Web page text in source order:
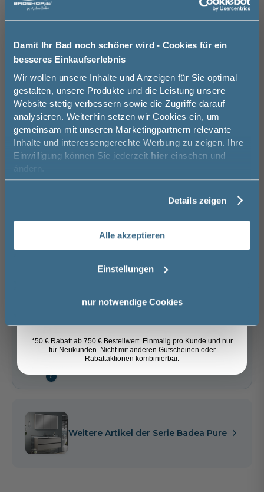
Damit Ihr Bad noch schöner wird - Cookies für ein
besseres Einkaufserlebnis
Wir wollen unsere Inhalte und Anzeigen für Sie optimal
gestalten, unsere Produkte und die Leistung unsere
Website stetig verbessern sowie die Zugriffe darauf
analysieren. Weiterhin setzen wir Cookies ein, um
gemeinsam mit unseren Marketingpartnern relevante
Inhalte und interessengerechte Werbung zu zeigen. Ihre
Einwilligung können Sie jederzeit hier einsehen und
ändern.
Details zeigen
Alle akzeptieren
Einstellungen
nur notwendige Cookies
Greige matt - PG1 Carbon matt - PG1 Salbei - PG1
PG2
64,00 €
Kito Stahl Sand Natural Oak
Greige matt Carbon matt Salbei
gepulvert
197,00 €
197,00 €
03606 / 50 77 70
Unsere Ausstellung besuchen
Basispreis 2.039,00 €
keine Optionen mit Aufpreis ausgewählt
Gesamtpreis 2.039,00 €
Versandkostenfrei innerhalb Deutschlands
Versand ins Ausland zzgl. Versandkosten
In den Warenkorb
Artikel merken
i
Spedition
Vormontierte
Weitere Artikel der Serie Badea Pure
Jetzt 50 € sparen!
Melde Sie sich hier zu unserem
Newsletter an und sparen Sie
50€* auf Ihre Bestellung!
Email
Anmelden
*50 € Rabatt ab 750 € Bestellwert. Einmalig pro Kunde und nur
für Neukunden. Nicht mit anderen Gutscheinen oder
Rabattaktionen kombinierbar.